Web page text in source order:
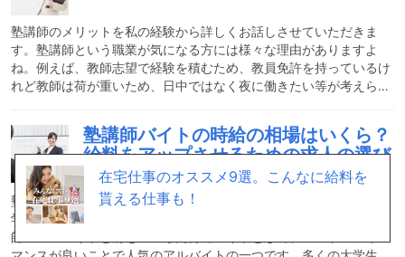
ためにも、どのような辞め方が良いのか紹介していきます。塾講師
の辞め方の3個の注意点円満退社をするためにも、辞める時に
塾講師のメリットを私の経験から詳しくお話しさせていただきま
す。塾講師という職業が気になる方には様々な理由がありますよ
ね。例えば、教師志望で経験を積むため、教員免許を持っているけ
れど教師は荷が重いため、日中ではなく夜に働きたい等が考えられ
感じる瞬間、向いている人の特徴までしっかりご紹介します。皆さ
んが少しでも「塾講師」として働くことに興味を持っていただけた
らと思います。塾講師の仕事塾講師の仕事は、学校が終わる夕方か
ら夜にかけて小学生から高校生まで幅広く教えます。教える内容
は、受験対策を行ったり学校進度に合わせた内容の指導を行ったり
するた
塾講師バイトの時給の相場はいくら？
給料をアップさせるための求人の選び
方教えます！
塾講師バイトの給料の相場についてご紹介させていただきます。大
学生に人気のアルバイトである塾講師。塾バイトの給料は、家庭教
師のアルバイトと肩を並べる高待遇バイトとして、コストパフォー
在宅仕事のオススメ9選。こんなに給料を
貰える仕事も！